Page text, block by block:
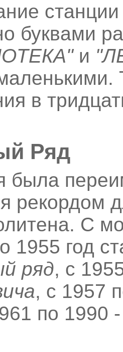
буквами
и
в
Ряд
была
рекордом
С
1955 год
ряд, с
, с 1957
по 1990